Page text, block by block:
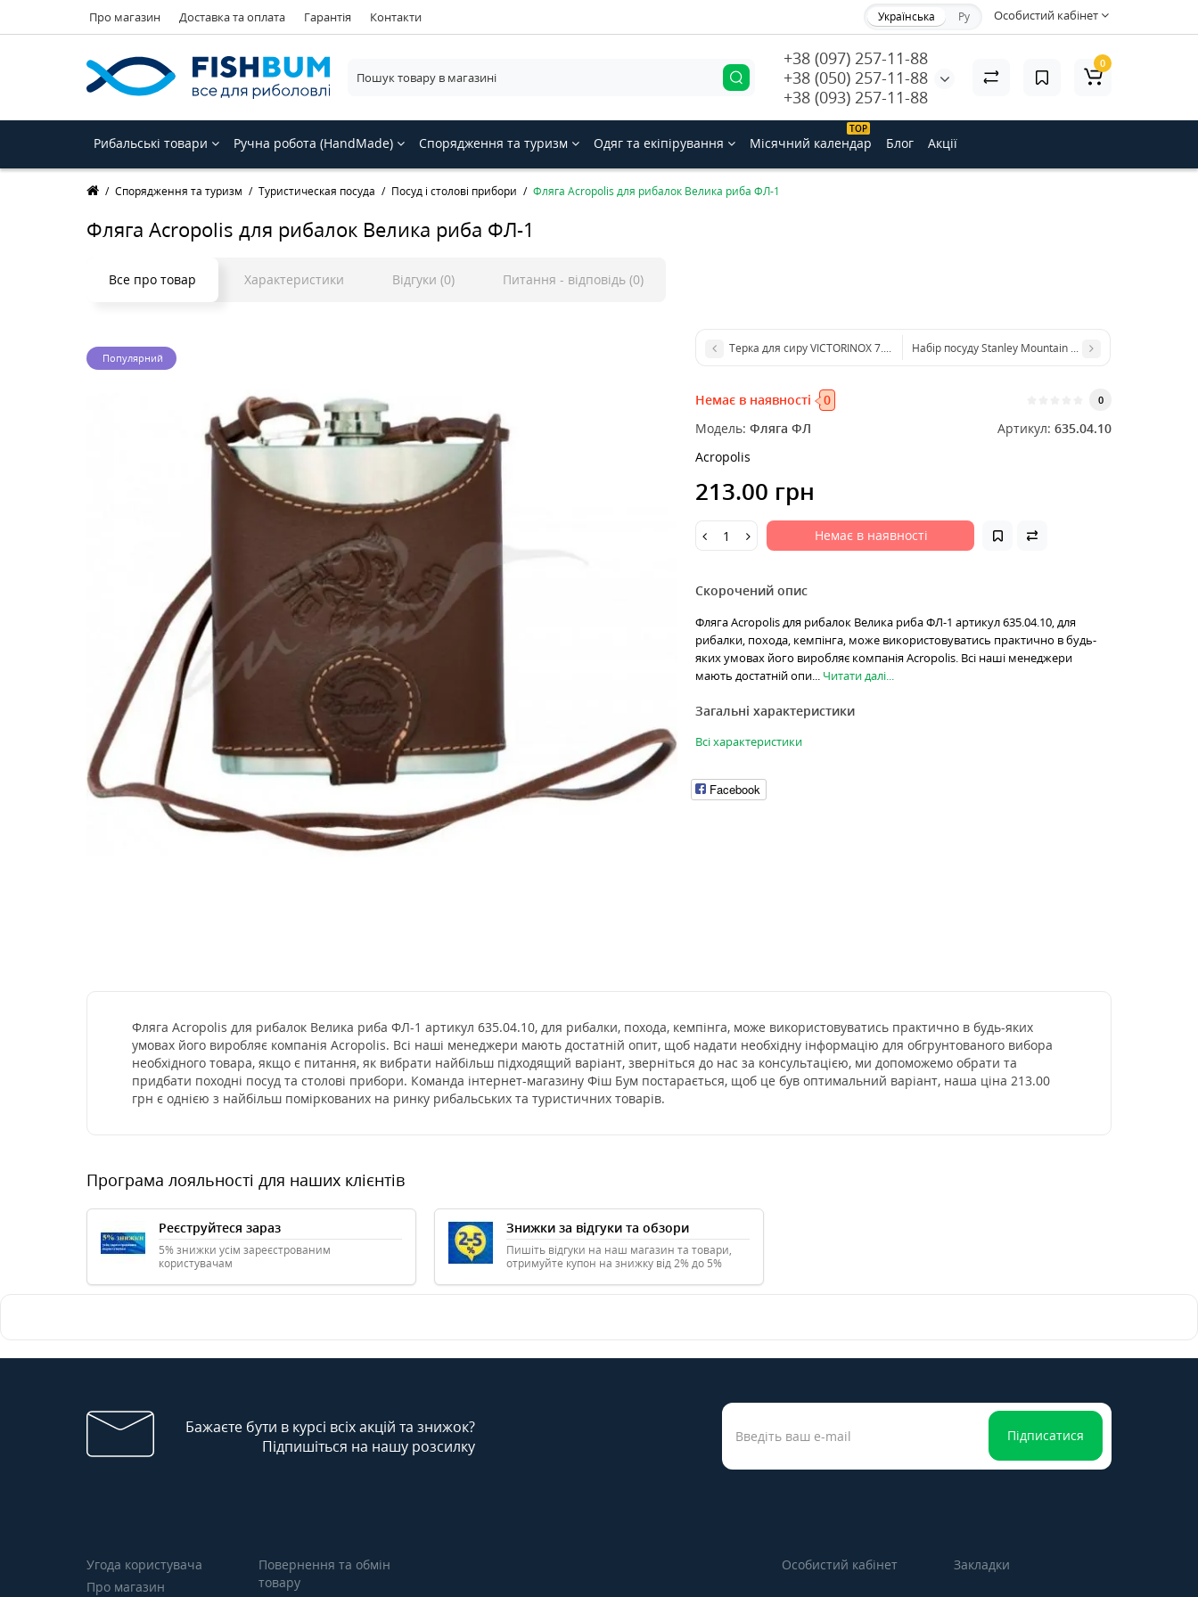
Про магазин Доставка та оплата Гарантія Контакти Особистий кабінет
Українська Ру
+38 (097) 257-11-88
+38 (050) 257-11-88
+38 (093) 257-11-88
0
Рибальські товари Ручна робота (HandMade) Спорядження та туризм Одяг та екіпірування
ТОP
Місячний календар Блог Акції
Спорядження та туризм Туристическая посуда Посуд і столові прибори Фляга Acropolis для рибалок Велика риба ФЛ-1
Фляга Acropolis для рибалок Велика риба ФЛ-1
Все про товар Характеристики Відгуки (0) Питання - відповідь (0)
Популярний
Терка для сиру VICTORINOX 7.6076 Набір посуду Stanley Mountain Compact 0,7 л.
Немає в наявності 0 0
Модель: Фляга ФЛ Артикул: 635.04.10
Acropolis
213.00 грн
Немає в наявності
Скорочений опис
Фляга Acropolis для рибалок Велика риба ФЛ-1 артикул 635.04.10, для
рибалки, похода, кемпінга, може використовуватись практично в будь-
яких умовах його виробляє компанія Acropolis. Всі наші менеджери
мають достатній опи... Читати далі...
Загальні характеристики
Всі характеристики
Facebook
Фляга Acropolis для рибалок Велика риба ФЛ-1 артикул 635.04.10, для рибалки, похода, кемпінга, може використовуватись практично в будь-яких
умовах його виробляє компанія Acropolis. Всі наші менеджери мають достатній опит, щоб надати необхідну інформацію для обгрунтованого вибора
необхідного товара, якщо є питання, як вибрати найбільш підходящий варіант, зверніться до нас за консультацією, ми допоможемо обрати та
придбати походні посуд та столові прибори. Команда інтернет-магазину Фіш Бум постарається, щоб це був оптимальний варіант, наша ціна 213.00
грн є однією з найбільш поміркованих на ринку рибальських та туристичних товарів.
Програма лояльності для наших клієнтів
Реєструйтеся зараз
5% знижки усім зареєстрованим
користувачам
Знижки за відгуки та обзори
Пишіть відгуки на наш магазин та товари,
отримуйте купон на знижку від 2% до 5%
Бажаєте бути в курсі всіх акцій та знижок?
Підпишіться на нашу розсилку
Підписатися
Угода користувача
Про магазин
Повернення та обмін
товару
Особистий кабінет Закладки